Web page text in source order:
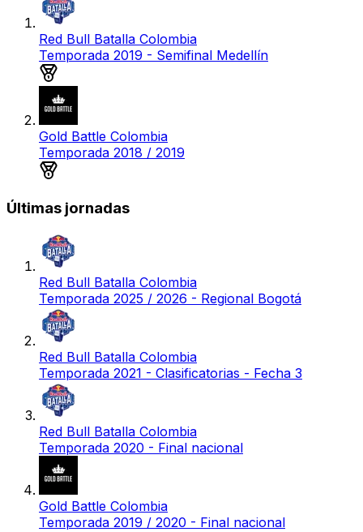
Red Bull Batalla Colombia
Temporada 2019 - Semifinal Medellín
Gold Battle Colombia
Temporada 2018 / 2019
Últimas jornadas
Red Bull Batalla Colombia
Temporada 2025 / 2026 - Regional Bogotá
Red Bull Batalla Colombia
Temporada 2021 - Clasificatorias - Fecha 3
Red Bull Batalla Colombia
Temporada 2020 - Final nacional
Gold Battle Colombia
Temporada 2019 / 2020 - Final nacional